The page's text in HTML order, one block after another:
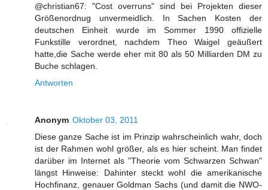
@christian67: "Cost overruns" sind bei Projekten dieser
Größenordnug unvermeidlich. In Sachen Kosten der
deutschen Einheit wurde im Sommer 1990 offizielle
Funkstille verordnet, nachdem Theo Waigel geäußert
hatte,die Sache werde eher mit 80 als 50 Milliarden DM zu
Buche schlagen.
Antworten
Anonym Oktober 03, 2011
Diese ganze Sache ist im Prinzip wahrscheinlich wahr, doch
ist der Rahmen wohl größer, als es hier scheint. Man findet
darüber im Internet als "Theorie vom Schwarzen Schwan"
längst Hinweise: Dahinter steckt wohl die amerikanische
Hochfinanz, genauer Goldman Sachs (und damit die NWO-